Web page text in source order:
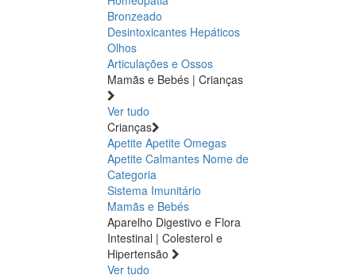
Bronzeado
Desintoxicantes Hepáticos
Olhos
Articulações e Ossos
Mamãs e Bebés | Crianças
Ver tudo
Crianças
Apetite Apetite Omegas
Apetite Calmantes Nome de
Categoria
Sistema Imunitário
Mamãs e Bebés
Aparelho Digestivo e Flora
Intestinal | Colesterol e
Hipertensão
Ver tudo